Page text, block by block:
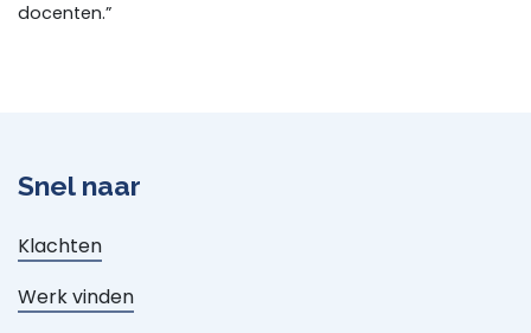
docenten.”
Snel naar
Klachten
Werk vinden